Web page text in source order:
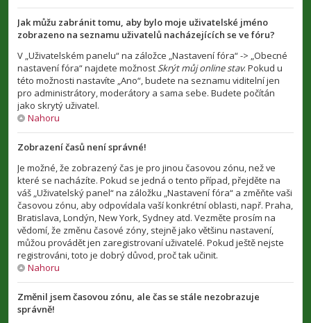
Jak můžu zabránit tomu, aby bylo moje uživatelské jméno
zobrazeno na seznamu uživatelů nacházejících se ve fóru?
V „Uživatelském panelu“ na záložce „Nastavení fóra“ -> „Obecné
nastavení fóra“ najdete možnostSkrýt můj online stav. Pokud u
této možnosti nastavíte „Ano“, budete na seznamu viditelní jen
pro administrátory, moderátory a sama sebe. Budete počítán
jako skrytý uživatel.
Nahoru
Zobrazení časů není správné!
Je možné, že zobrazený čas je pro jinou časovou zónu, než ve
které se nacházíte. Pokud se jedná o tento případ, přejděte na
váš „Uživatelský panel“ na záložku „Nastavení fóra“ a změňte vaši
časovou zónu, aby odpovídala vaší konkrétní oblasti, např. Praha,
Bratislava, Londýn, New York, Sydney atd. Vezměte prosím na
vědomí, že změnu časové zóny, stejně jako většinu nastavení,
můžou provádět jen zaregistrovaní uživatelé. Pokud ještě nejste
registrováni, toto je dobrý důvod, proč tak učinit.
Nahoru
Změnil jsem časovou zónu, ale čas se stále nezobrazuje
správně!